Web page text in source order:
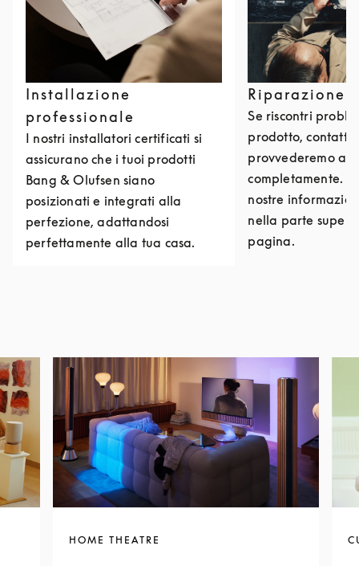
Installazione
professionale
I nostri installatori certificati si
assicurano che i tuoi prodotti
Bang & Olufsen siano
posizionati e integrati alla
perfezione, adattandosi
perfettamente alla tua casa.
Riparazione
Se riscontri
prodotto,
provvederemo a
completamente.
nostre
nella parte
pagina.
HOME THEATRE